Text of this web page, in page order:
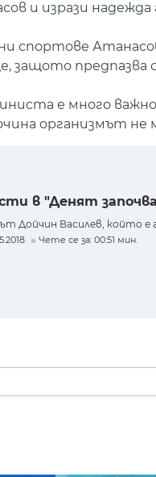
и изрази
спортове
защото предпазва
е много
организмът
в "Денят
Дойчин Василев, който е
Чете се за: 00:51 мин.